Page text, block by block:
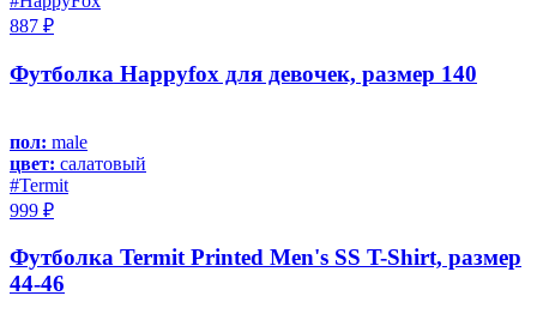
887 ₽
Футболка Happyfox для девочек, размер 140
пол: male
цвет: салатовый
#Termit
999 ₽
Футболка Termit Printed Men's SS T-Shirt, размер
44-46